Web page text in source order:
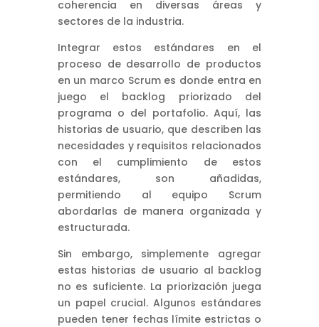
coherencia en diversas áreas y
sectores de la industria.
Integrar estos estándares en el
proceso de desarrollo de productos
en un marco Scrum es donde entra en
juego el backlog priorizado del
programa o del portafolio. Aquí, las
historias de usuario, que describen las
necesidades y requisitos relacionados
con el cumplimiento de estos
estándares, son añadidas,
permitiendo al equipo Scrum
abordarlas de manera organizada y
estructurada.
Sin embargo, simplemente agregar
estas historias de usuario al backlog
no es suficiente. La priorización juega
un papel crucial. Algunos estándares
pueden tener fechas límite estrictas o